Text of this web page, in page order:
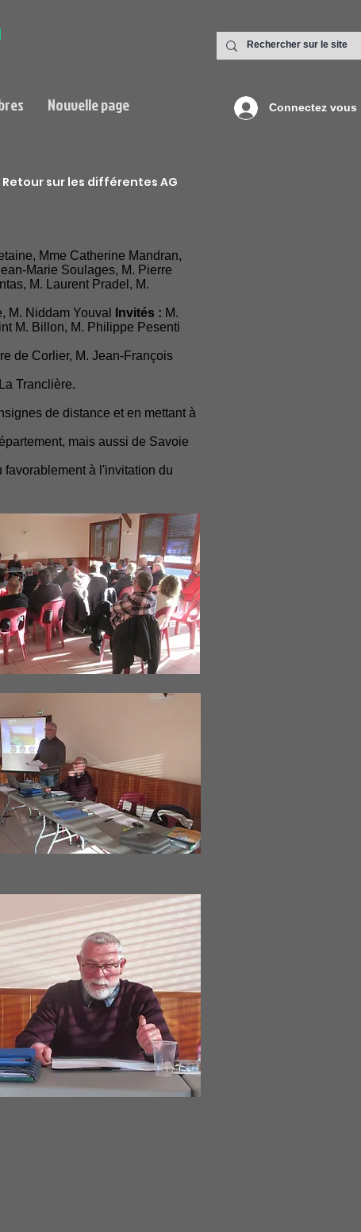
Nouvelle page Connectez vous
Retour sur les différentes AG
Mme Catherine Mandran,
Marie Soulages, M. Pierre
M. Laurent Pradel, M.
M. Niddam Youval Invités : M.
M. Billon, M. Philippe Pesenti
de Corlier, M. Jean-François
Tranclière.
de distance et en mettant à
mais aussi de Savoie
favorablement à l'invitation du